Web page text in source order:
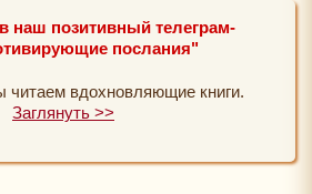
наш позитивный телеграм-
послания"
читаем вдохновляющие книги.
Заглянуть >>